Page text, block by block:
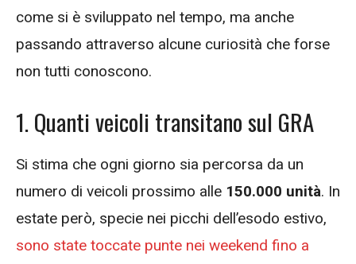
come si è sviluppato nel tempo, ma anche
passando attraverso alcune curiosità che forse
non tutti conoscono.
1. Quanti veicoli transitano sul GRA
Si stima che ogni giorno sia percorsa da un
numero di veicoli prossimo alle 150.000 unità. In
estate però, specie nei picchi dell’esodo estivo,
sono state toccate punte nei weekend fino a